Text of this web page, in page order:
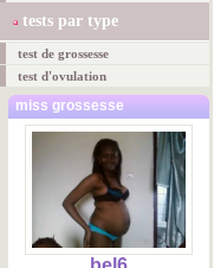
tests par type
test de grossesse
test d'ovulation
miss grossesse